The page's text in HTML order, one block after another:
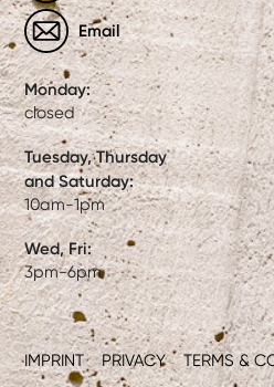
IMPRINT PRIVACY TERMS &
Email
Monday:
closed
Tuesday, Thursday
and Saturday:
10am-1pm
Wed, Fri:
3pm-6pm